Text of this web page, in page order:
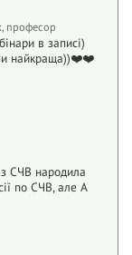
професор
в записі)
найкраща))❤️❤️
СЧВ народила
по СЧВ, але А